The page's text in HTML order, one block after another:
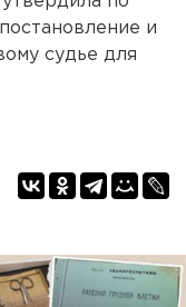
и
судье для